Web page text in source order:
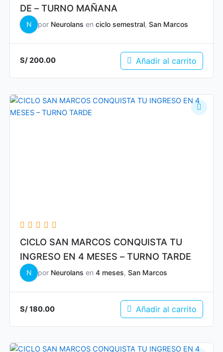
DE – TURNO MAÑANA
N por Neurolans en ciclo semestral, San Marcos
S/200.00 Añadir al carrito
CICLO SAN MARCOS CONQUISTA TU
INGRESO EN 4 MESES – TURNO TARDE
N por Neurolans en 4 meses, San Marcos
S/180.00 Añadir al carrito